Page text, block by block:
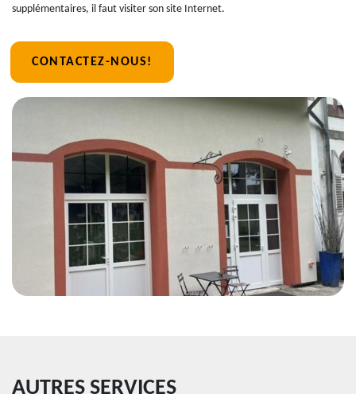
supplémentaires, il faut visiter son site Internet.
CONTACTEZ-NOUS!
AUTRES SERVICES